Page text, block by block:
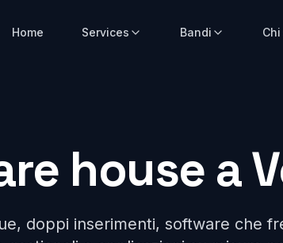
Home Services Bandi
house a
doppi inserimenti, software che